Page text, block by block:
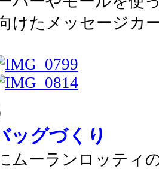
けたメッセージカ
ッグづくり
ムーランロッティ